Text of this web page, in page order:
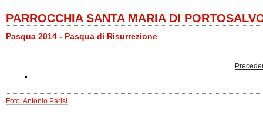
PARROCCHIA SANTA MARIA DI
Pasqua 2014 - Pasqua di Risurrezione
Foto: Antonio Parisi